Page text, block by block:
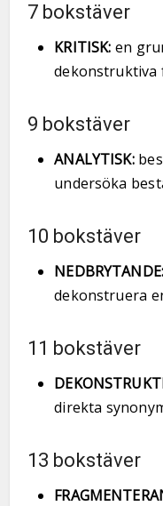
7 bokstäver
KRITISK: en
dekonstruktiva
9 bokstäver
ANALYTISK:
undersöka
10 bokstäver
NEDBRYTANDE:
dekonstruera
11 bokstäver
direkta
13 bokstäver